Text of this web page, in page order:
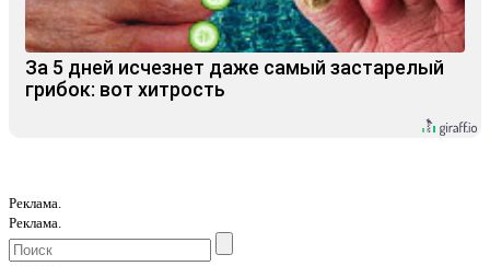
За 5 дней исчезнет даже самый застарелый
грибок: вот хитрость
Реклама.
Реклама.